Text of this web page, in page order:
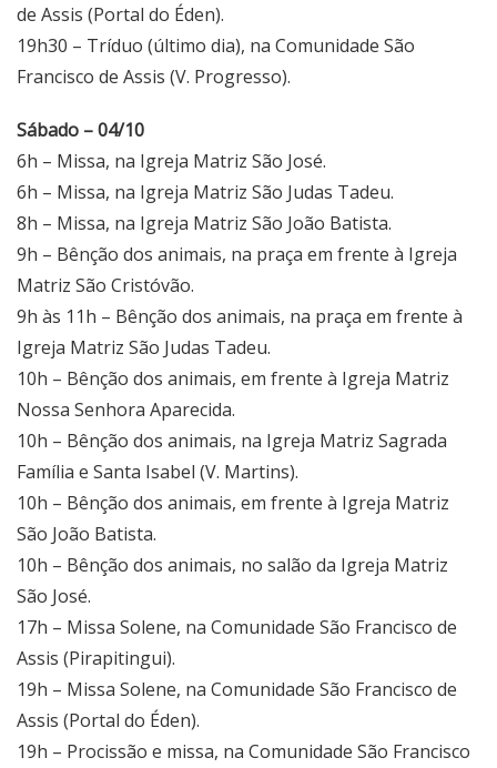
de Assis (Portal do Éden).
19h30 – Tríduo (último dia), na Comunidade São
Francisco de Assis (V. Progresso).
Sábado – 04/10
6h – Missa, na Igreja Matriz São José.
6h – Missa, na Igreja Matriz São Judas Tadeu.
8h – Missa, na Igreja Matriz São João Batista.
9h – Bênção dos animais, na praça em frente à Igreja
Matriz São Cristóvão.
9h às 11h – Bênção dos animais, na praça em frente à
Igreja Matriz São Judas Tadeu.
10h – Bênção dos animais, em frente à Igreja Matriz
Nossa Senhora Aparecida.
10h – Bênção dos animais, na Igreja Matriz Sagrada
Família e Santa Isabel (V. Martins).
10h – Bênção dos animais, em frente à Igreja Matriz
São João Batista.
10h – Bênção dos animais, no salão da Igreja Matriz
São José.
17h – Missa Solene, na Comunidade São Francisco de
Assis (Pirapitingui).
19h – Missa Solene, na Comunidade São Francisco de
Assis (Portal do Éden).
19h – Procissão e missa, na Comunidade São Francisco